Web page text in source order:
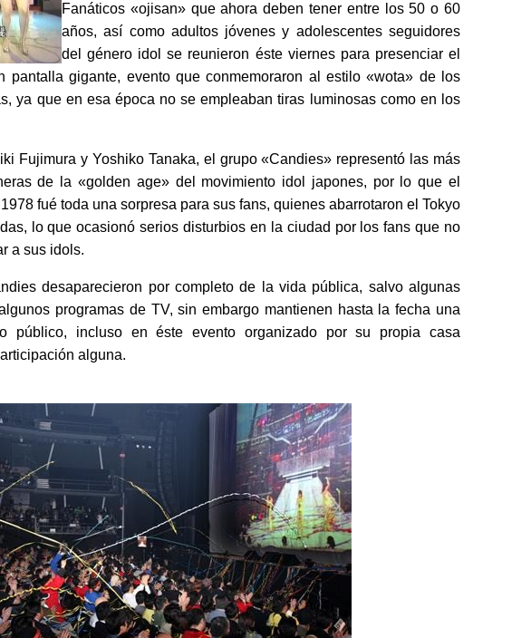
Fanáticos «ojisan» que ahora deben tener entre los 50 o 60
años, así como adultos jóvenes y adolescentes seguidores
del género idol se reunieron éste viernes para presenciar el
pantalla gigante, evento que conmemoraron al estilo «wota» de los
ya que en esa época no se empleaban tiras luminosas como en los
Fujimura y Yoshiko Tanaka, el grupo «Candies» representó las más
de la «golden age» del movimiento idol japones, por lo que el
fué toda una sorpresa para sus fans, quienes abarrotaron el Tokyo
lo que ocasionó serios disturbios en la ciudad por los fans que no
a sus idols.
desaparecieron por completo de la vida pública, salvo algunas
programas de TV, sin embargo mantienen hasta la fecha una
público, incluso en éste evento organizado por su propia casa
alguna.